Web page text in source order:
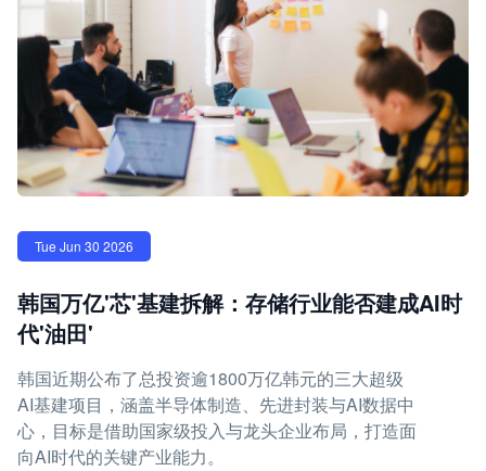
Tue Jun 30 2026
韩国万亿'芯'基建拆解：存储行业能否建成AI时
代'油田'
韩国近期公布了总投资逾1800万亿韩元的三大超级
AI基建项目，涵盖半导体制造、先进封装与AI数据中
心，目标是借助国家级投入与龙头企业布局，打造面
向AI时代的关键产业能力。